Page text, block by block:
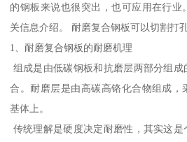
的钢板来说也很突出，也可应用在行业
关信息介绍。 耐磨复合钢板可以切割打
1、耐磨复合钢板的耐磨机理
组成是由低碳钢板和抗磨层两部分组
合。耐磨层是由高碳高铬化合物组成，
基体上。
传统理解是硬度决定耐磨性，其实这